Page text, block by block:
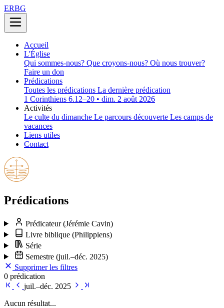
ERBG
Accueil
L'Église
Qui sommes-nous? Que croyons-nous? Où nous trouver?
Faire un don
Prédications
Toutes les prédications La dernière prédication
1 Corinthiens 6.12–20 • dim. 2 août 2026
Activités
Le culte du dimanche Le parcours découverte Les camps de
vacances
Liens utiles
Contact
Prédications
Prédicateur(Jérémie Cavin)
Livre biblique (Philippiens)
Série
Semestre (juil.–déc. 2025)
Supprimer les filtres
0 prédication
juil.–déc. 2025
Aucun résultat...